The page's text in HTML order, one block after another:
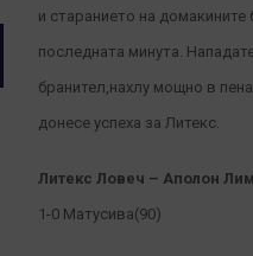
и старанието на домакините
последната минута.
бранител,нахлу мощно в
донесе успеха за Литекс.
Литекс Ловеч – Аполон
1-0 Матусива(90)